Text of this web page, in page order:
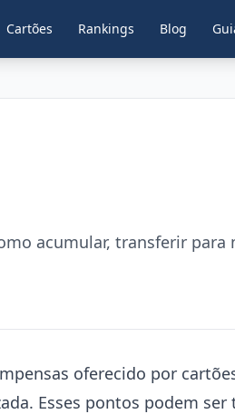
Cartões Rankings Blog
acumular, transferir para
oferecido por
Esses pontos podem ser